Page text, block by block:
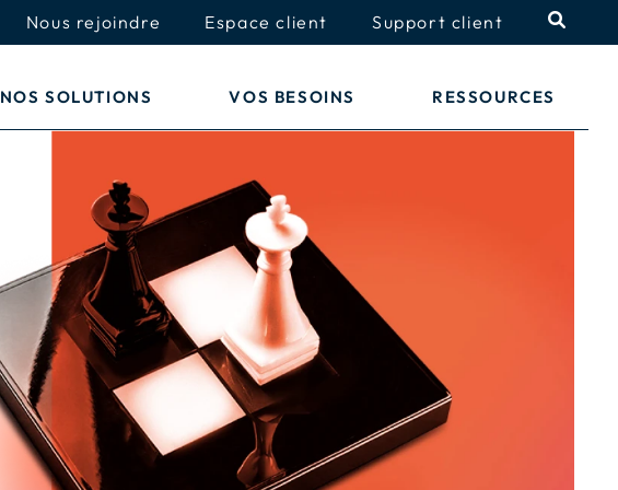
Nous rejoindre Espace client Support client
NOS SOLUTIONS VOS BESOINS RESSOURCES